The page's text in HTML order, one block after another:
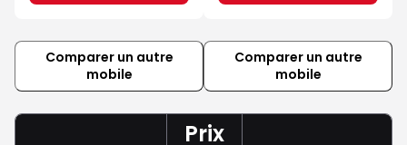
Comparer un autre
mobile
Comparer un autre
mobile
Prix